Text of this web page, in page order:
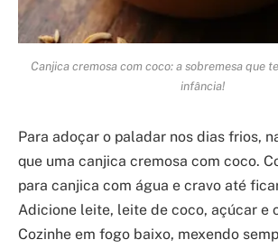
Canjica cremosa com coco: a sobremesa que
infância!
Para adoçar o paladar nos dias frios,
que uma canjica cremosa com coco.
para canjica com água e cravo até
Adicione leite, leite de coco, açúcar e
Cozinhe em fogo baixo, mexendo